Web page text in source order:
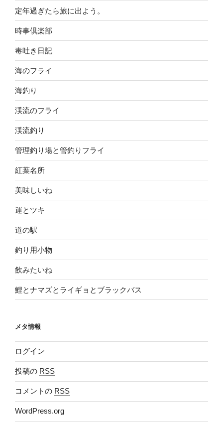
定年過ぎたら旅に出よう。
時事倶楽部
毒吐き日記
海のフライ
海釣り
渓流のフライ
渓流釣り
管理釣り場と管釣りフライ
紅葉名所
美味しいね
運とツキ
道の駅
釣り用小物
飲みたいね
鯉とナマズとライギョとブラックバス
メタ情報
ログイン
投稿の RSS
コメントの RSS
WordPress.org